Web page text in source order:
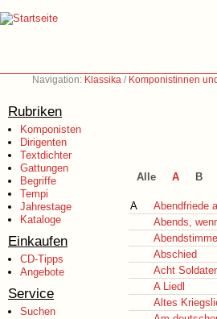
Navigation: Klassika / Komponistinnen
Rubriken
Komponisten
Dirigenten
Textdichter
Gattungen
Begriffe
Tempi
Jahrestage
Kataloge
Einkaufen
CD-Tipps
Angebote
Service
Suchen
Alle A B
A Abendfriede
Abends,
Abschied
Acht
A Liedl
Altes